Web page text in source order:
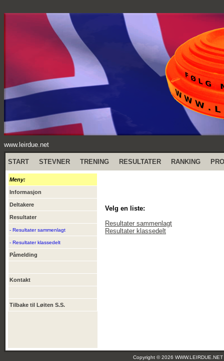
www.leirdue.net
START STEVNER TRENING RESULTATER RANKING
Meny:
Informasjon
Deltakere
Resultater
- Resultater sammenlagt
- Resultater klassedelt
Påmelding
Kontakt
Tilbake til Løiten S.S.
Velg en liste:
Resultater sammenlagt
Resultater klassedelt
Copyright © 2026